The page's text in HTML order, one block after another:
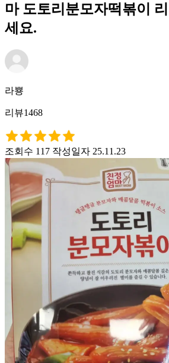
마 도토리분모자떡볶이
세요.
라뿅
리뷰1468
조회수 117 작성일자 25.11.23